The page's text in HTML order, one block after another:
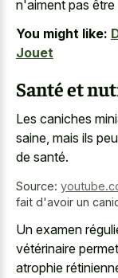
n'aiment pas être
You might like:
Jouet
Santé et
Les caniches
saine, mais ils
de santé.
Source:
fait d'avoir un
Un examen
vétérinaire
atrophie